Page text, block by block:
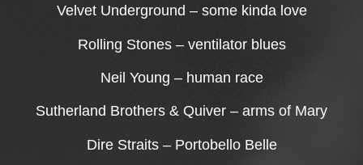
Velvet Underground – some kinda love
Rolling Stones – ventilator blues
Neil Young – human race
Sutherland Brothers & Quiver – arms of Mary
Dire Straits – Portobello Belle